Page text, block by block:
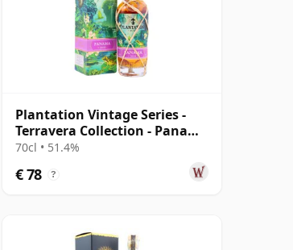
Plantation Vintage Series -
Terravera Collection - Panama
2010 13 jaar oud Rum
70cl • 51.4%
€ 78 ?